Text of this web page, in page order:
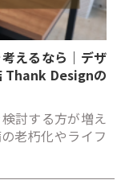
えるなら｜デザ
Thank Designの
討する方が増え
老朽化やライフ